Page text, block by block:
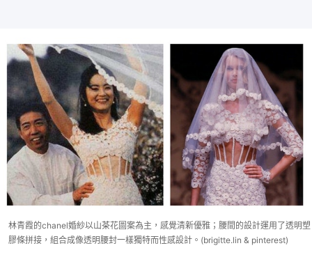
林青霞的chanel婚紗以山茶花圖案為主，感覺清新優雅；腰間的設計運用了透明塑
膠條拼接，組合成像透明腰封一樣獨特而性感設計。(brigitte.lin & pinterest)